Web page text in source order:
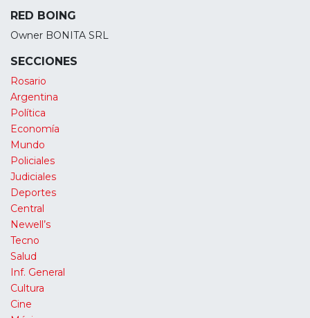
RED BOING
Owner BONITA SRL
SECCIONES
Rosario
Argentina
Política
Economía
Mundo
Policiales
Judiciales
Deportes
Central
Newell’s
Tecno
Salud
Inf. General
Cultura
Cine